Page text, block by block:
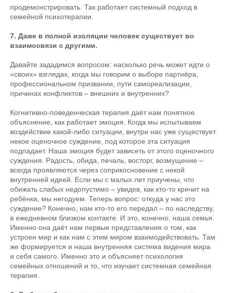
продемонстрировать. Так работает системный подход в
семейной психотерапии.
7. Даже в полной изоляции человек существует во
взаимосвязи с другими.
Давайте зададимся вопросом: насколько речь может идти о
«своих» взглядах, когда мы говорим о выборе партнёра,
профессиональном призвании, пути самореализации,
причинах конфликтов – внешних и внутренних?
Когнитивно-поведенческая терапия даёт нам понятное
объяснение, как работает эмоция. Когда мы испытываем
воздействие какой-либо ситуации, внутри нас уже существует
некое оценочное суждение, под которое эта ситуация
подпадает. Наша эмоция будет зависеть от этого оценочного
суждения. Радость, обида, печаль, восторг, возмущение –
всегда проявляются через соприкосновение с некой
внутренней идеей. Если мы с малых лет приучены, что
обижать слабых недопустимо – увидев, как кто-то кричит на
ребёнка, мы негодуем. Теперь вопрос: откуда у нас это
суждение? Конечно, нам кто-то его передал – по наследству,
в ежедневном близком контакте. И это, конечно, наша семья.
Именно она даёт нам первые представления о том, как
устроен мир и как нам с этим миром взаимодействовать. Там
же формируется и наша внутренняя система видения мира
и себя самого. Именно это и объясняет психология
семейных отношений и то, что изучает системная семейная
терапия.